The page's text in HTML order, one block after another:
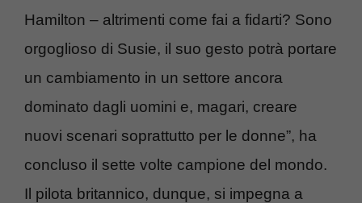
Hamilton – altrimenti come fai a fidarti? Sono
orgoglioso di Susie, il suo gesto potrà portare
un cambiamento in un settore ancora
dominato dagli uomini e, magari, creare
nuovi scenari soprattutto per le donne”, ha
concluso il sette volte campione del mondo.
Il pilota britannico, dunque, si impegna a